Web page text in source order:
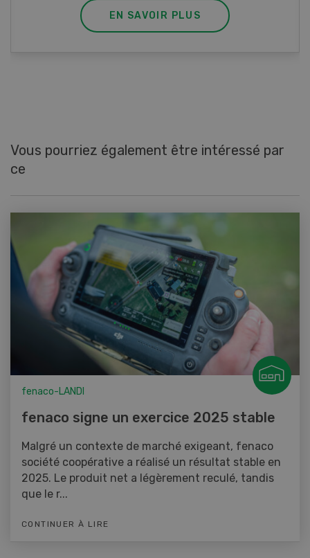
EN SAVOIR PLUS
Vous pourriez également être intéressé par
ce
fenaco-LANDI
fenaco signe un exercice 2025 stable
Malgré un contexte de marché exigeant, fenaco
société coopérative a réalisé un résultat stable en
2025. Le produit net a légèrement reculé, tandis
que le r...
CONTINUER À LIRE